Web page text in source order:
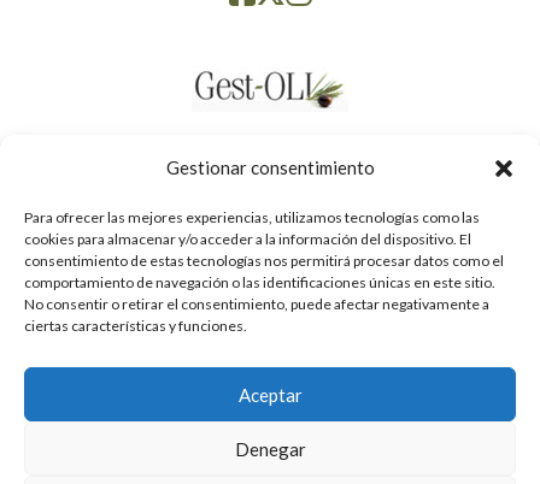
Gestionar consentimiento
Para ofrecer las mejores experiencias, utilizamos tecnologías como las
cookies para almacenar y/o acceder a la información del dispositivo. El
consentimiento de estas tecnologías nos permitirá procesar datos como el
comportamiento de navegación o las identificaciones únicas en este sitio.
No consentir o retirar el consentimiento, puede afectar negativamente a
ciertas características y funciones.
Aceptar
Denegar
Avís legal